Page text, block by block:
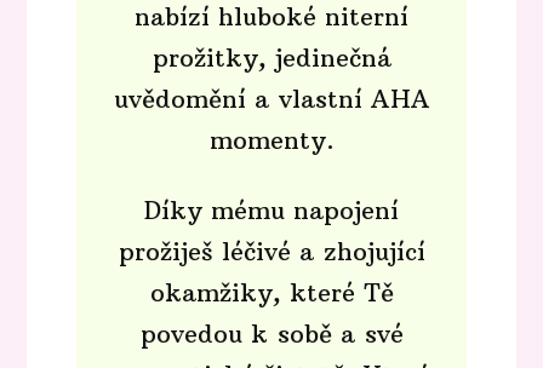
nabízí hluboké niterní
prožitky, jedinečná
uvědomění a vlastní AHA
momenty.
Díky mému napojení
prožiješ léčivé a zhojující
okamžiky, které Tě
povedou k sobě a své